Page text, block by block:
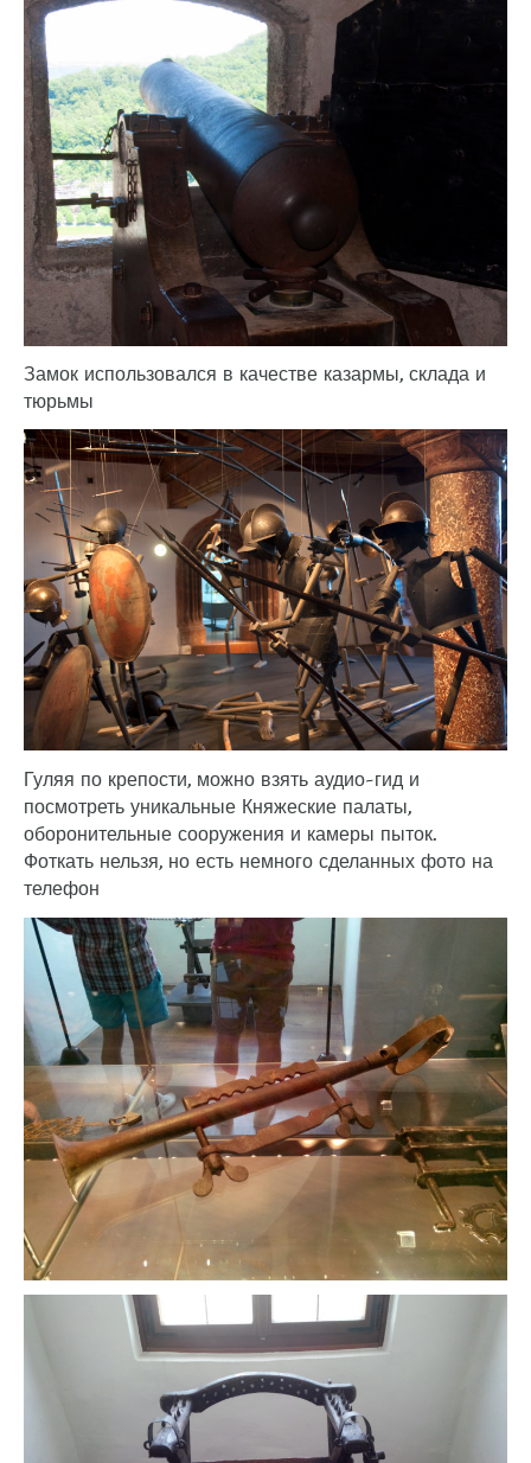
Замок использовался в качестве казармы, склада и
тюрьмы
Гуляя по крепости, можно взять аудио-гид и
посмотреть уникальные Княжеские палаты,
оборонительные сооружения и камеры пыток.
Фоткать нельзя, но есть немного сделанных фото на
телефон